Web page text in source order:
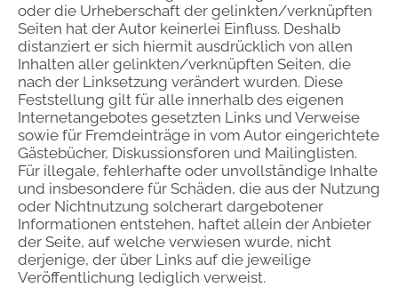
oder die Urheberschaft der gelinkten/verknüpften
Seiten hat der Autor keinerlei Einfluss. Deshalb
distanziert er sich hiermit ausdrücklich von allen
Inhalten aller gelinkten/verknüpften Seiten, die
nach der Linksetzung verändert wurden. Diese
Feststellung gilt für alle innerhalb des eigenen
Internetangebotes gesetzten Links und Verweise
sowie für Fremdeinträge in vom Autor eingerichtete
Gästebücher, Diskussionsforen und Mailinglisten.
Für illegale, fehlerhafte oder unvollständige Inhalte
und insbesondere für Schäden, die aus der Nutzung
oder Nichtnutzung solcherart dargebotener
Informationen entstehen, haftet allein der Anbieter
der Seite, auf welche verwiesen wurde, nicht
derjenige, der über Links auf die jeweilige
Veröffentlichung lediglich verweist.